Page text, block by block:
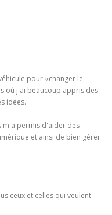
pour «changer le
où j'ai beaucoup appris des
idées.
m'a permis d'aider des
et ainsi de bien gérer
ceux et celles qui veulent